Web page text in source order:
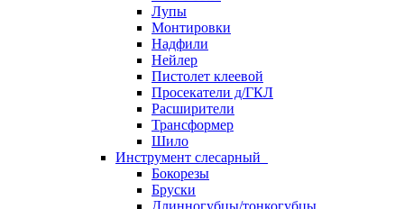
Лупы
Монтировки
Надфили
Нейлер
Пистолет клеевой
Просекатели д/ГКЛ
Расширители
Трансформер
Шило
Инструмент слесарный
Бокорезы
Бруски
Длинногубцы/тонкогубцы